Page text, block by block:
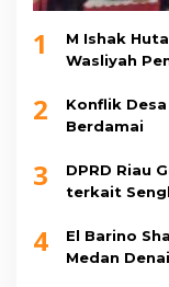
1
M Ishak
Wasliyah
2
Konflik
Berdamai
3
DPRD Riau
terkait
4
El Barino
Medan